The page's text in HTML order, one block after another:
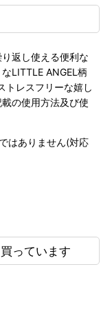
返し使える便利な
LITTLE ANGEL柄
トレスフリーな嬉し
の使用方法及び使
はありません(対応
っています